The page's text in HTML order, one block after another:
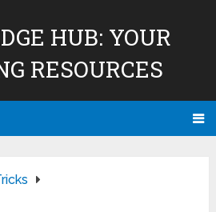
HUB: YOUR
RESOURCES